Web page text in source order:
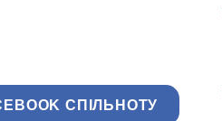
СПІЛЬНОТУ